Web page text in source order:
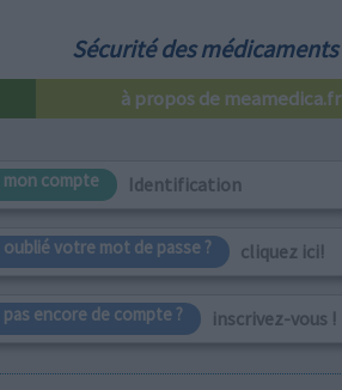
Sécurité des
à propos de meamedica.fr
mon compte Identification
oublié votre mot de passe ? cliquez ici!
pas encore de compte ? inscrivez-vous !